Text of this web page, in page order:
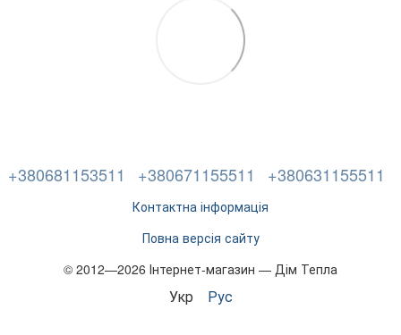
+380681153511 +380671155511 +380631155511
Контактна інформація
Повна версія сайту
© 2012—2026 Інтернет-магазин — Дім Тепла
Укр Рус